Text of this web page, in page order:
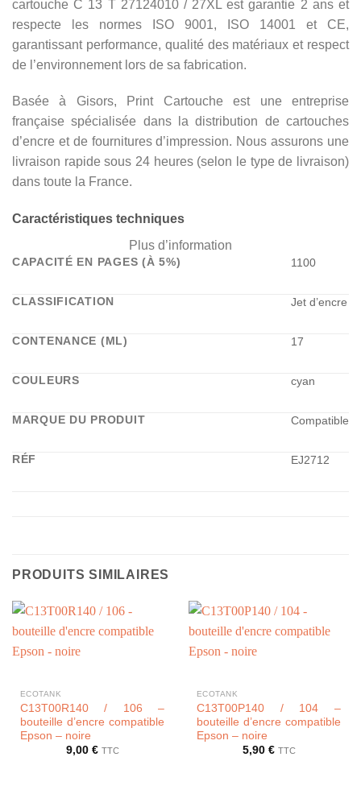
cartouche C 13 T 27124010 / 27XL est garantie 2 ans et
respecte les normes ISO 9001, ISO 14001 et CE,
garantissant performance, qualité des matériaux et respect
de l’environnement lors de sa fabrication.
Basée à Gisors, Print Cartouche est une entreprise
française spécialisée dans la distribution de cartouches
d’encre et de fournitures d’impression. Nous assurons une
livraison rapide sous 24 heures (selon le type de livraison)
dans toute la France.
Caractéristiques techniques
Plus d’information
CAPACITÉ EN PAGES (À 5%) 1100
CLASSIFICATION Jet d’encre
CONTENANCE (ML) 17
COULEURS cyan
MARQUE DU PRODUIT Compatible
RÉF EJ2712
PRODUITS SIMILAIRES
ECOTANK
C13T00R140 / 106 –
bouteille d’encre compatible
Epson – noire
9,00 € TTC
ECOTANK
C13T00P140 / 104 –
bouteille d’encre compatible
Epson – noire
5,90 € TTC